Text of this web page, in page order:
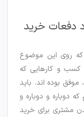
دفعات خرید
روی این موضوع
کسب و کارهایی که
موفق بوده اند. باید
دوباره و دوباره و
مشتری برای خرید